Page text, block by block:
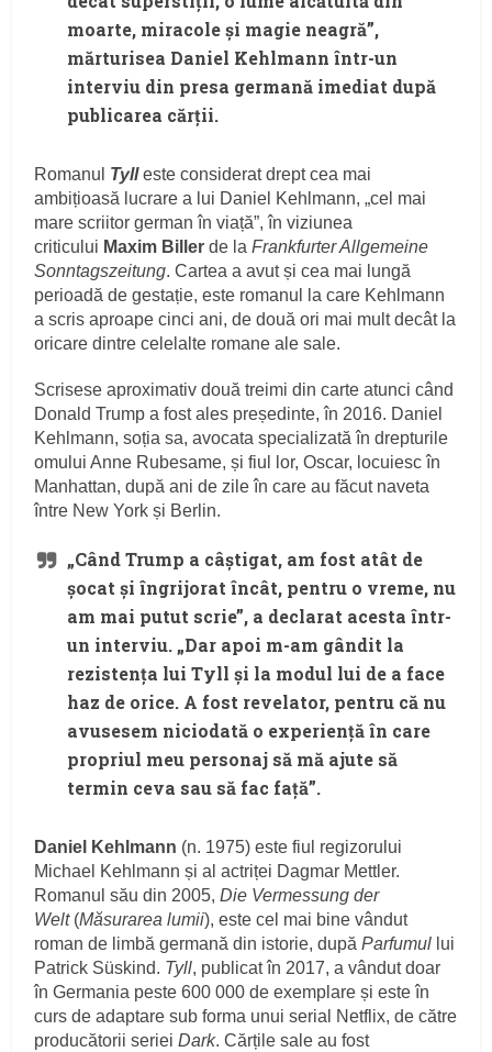
moarte, miracole și magie neagră”,
mărturisea Daniel Kehlmann într-un
interviu din presa germană imediat după
publicarea cărții.
Romanul Tylleste considerat drept cea mai
ambițioasă lucrare a lui Daniel Kehlmann, „cel mai
mare scriitor german în viață”, în viziunea
criticului Maxim Biller de laFrankfurter Allgemeine
Sonntagszeitung. Cartea a avut și cea mai lungă
perioadă de gestație, este romanul la care Kehlmann
a scris aproape cinci ani, de două ori mai mult decât la
oricare dintre celelalte romane ale sale.
Scrisese aproximativ două treimi din carte atunci când
Donald Trump a fost ales președinte, în 2016. Daniel
Kehlmann, soția sa, avocata specializată în drepturile
omului Anne Rubesame, și fiul lor, Oscar, locuiesc în
Manhattan, după ani de zile în care au făcut naveta
între New York și Berlin.
„Când Trump a câștigat, am fost atât de
șocat și îngrijorat încât, pentru o vreme, nu
am mai putut scrie”, a declarat acesta într-
un interviu. „Dar apoi m-am gândit la
rezistența lui Tyll și la modul lui de a face
haz de orice. A fost revelator, pentru că nu
avusesem niciodată o experiență în care
propriul meu personaj să mă ajute să
termin ceva sau să fac față”.
Daniel Kehlmann (n. 1975) este fiul regizorului
Michael Kehlmann și al actriței Dagmar Mettler.
Romanul său din 2005,Die Vermessung der
Welt(Măsurarea lumii), este cel mai bine vândut
roman de limbă germană din istorie, dupăParfumul lui
Patrick Süskind. Tyll, publicat în 2017, a vândut doar
în Germania peste 600 000 de exemplare și este în
curs de adaptare sub forma unui serial Netflix, de către
producătorii serieiDark. Cărțile sale au fost